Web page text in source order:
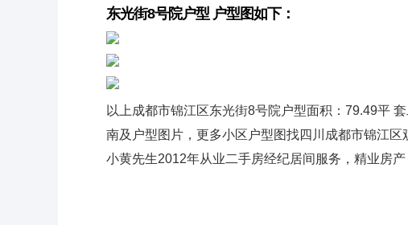
东光街8号院户型 户型图如下：
以上成都市锦江区东光街8号院户型面积：79.49平
南及户型图片，更多小区户型图找四川成都市锦江
小黄先生2012年从业二手房经纪居间服务，精业房产